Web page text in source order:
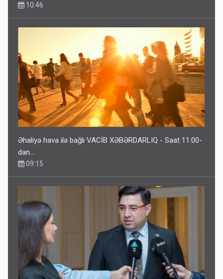
10:46
Əhaliyə hava ilə bağlı VACİB XƏBƏRDARLIQ - Saat 11:00-
dan…
09:15